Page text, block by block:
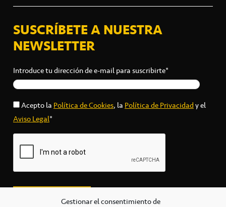
Gestionar el consentimiento de
SUSCRÍBETE A NUESTRA
NEWSLETTER
Introduce tu dirección de e-mail para suscribirte*
Acepto laPolítica de Cookies, laPolítica de Privacidady el
Aviso Legal*